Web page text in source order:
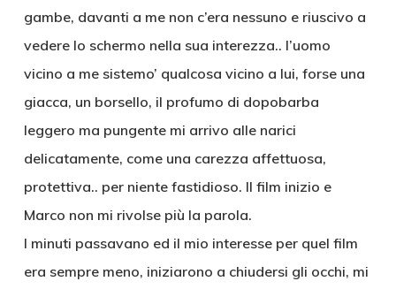
gambe, davanti a me non c’era nessuno e riuscivo a
vedere lo schermo nella sua interezza.. l’uomo
vicino a me sistemo’ qualcosa vicino a lui, forse una
giacca, un borsello, il profumo di dopobarba
leggero ma pungente mi arrivo alle narici
delicatamente, come una carezza affettuosa,
protettiva.. per niente fastidioso. Il film inizio e
Marco non mi rivolse più la parola.
I minuti passavano ed il mio interesse per quel film
era sempre meno, iniziarono a chiudersi gli occhi, mi